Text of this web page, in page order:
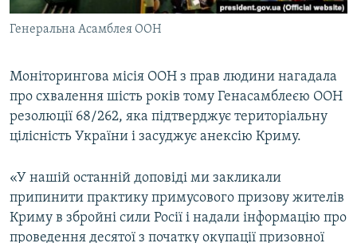
УКРАЇНСЬКА ПРОБЛЕМА КРИМУ
ІНФОГРАФІКА
ДОЛУЧАЙСЯ!
Усі сайти RFE/RL
Генеральна Асамблея ООН
Моніторингова місія ООН з прав людини нагадала
про схвалення шість років тому Генасамблеєю ООН
резолюції 68/262, яка підтверджує територіальну
цілісність України і засуджує анексію Криму.
«У нашій останній доповіді ми закликали
припинити практику примусового призову жителів
Криму в збройні сили Росії і надали інформацію про
проведення десятої з початку окупації призовної